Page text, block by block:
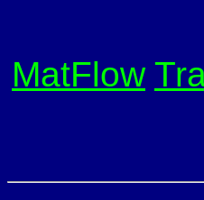
MatFlow